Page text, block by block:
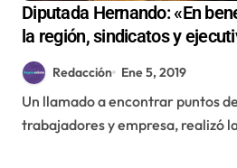
Diputada Hernando: «En
la región, sindicatos y
Codelco tienen que
de encuentro»
Redacción Ene 5, 2019
Un llamado a encontrar puntos de encuentro entre
trabajadores y empresa, realizó